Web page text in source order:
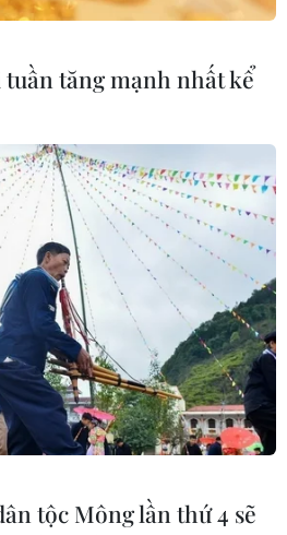
tuần tăng mạnh nhất kể
tộc Mông lần thứ 4 sẽ